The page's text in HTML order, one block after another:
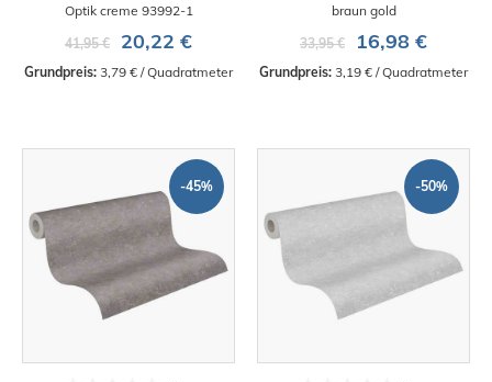
Optik creme 93992-1
41,95 €
20,22 €
Grundpreis: 3,79 € / Quadratmeter
braun gold
33,95 €
16,98 €
Grundpreis: 3,19 € / Quadratmeter
-45% -50%